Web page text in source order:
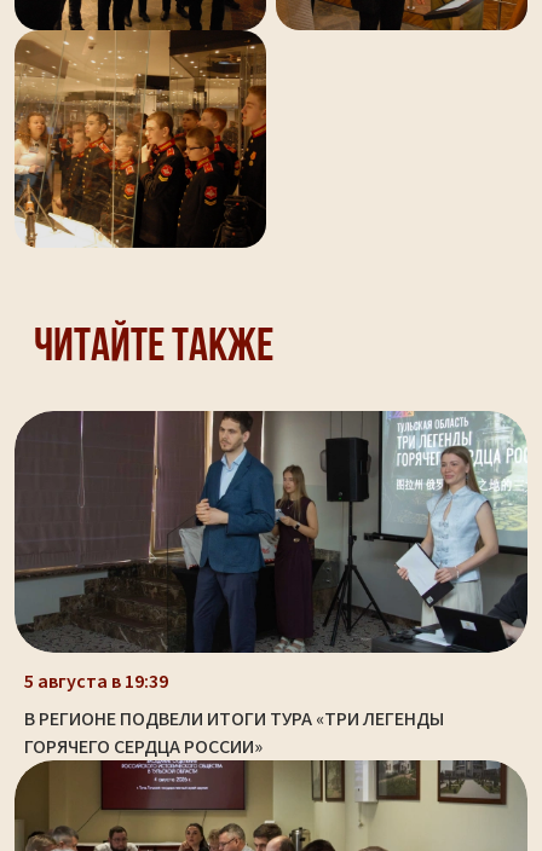
Читайте также
5 августа в 19:39
В РЕГИОНЕ ПОДВЕЛИ ИТОГИ ТУРА «ТРИ ЛЕГЕНДЫ
ГОРЯЧЕГО СЕРДЦА РОССИИ»